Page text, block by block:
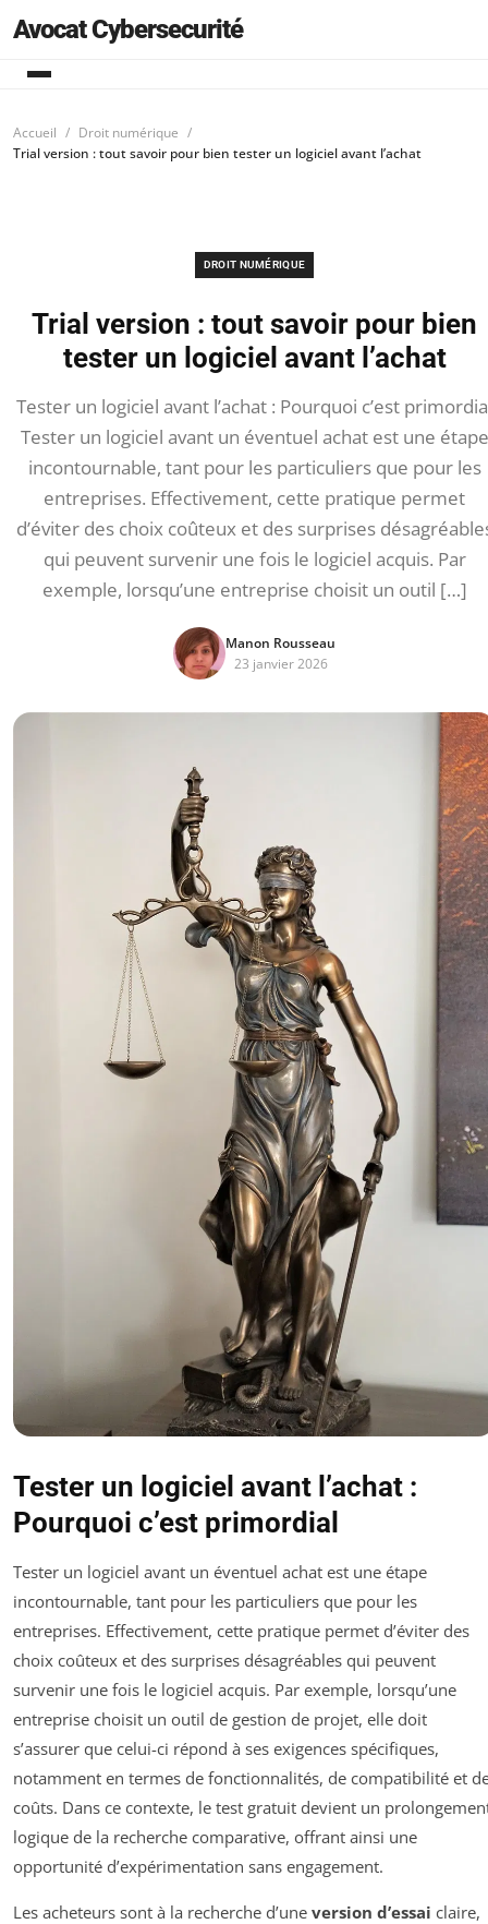
Avocat Cybersecurité
Accueil
Droit numérique
Trial version : tout savoir pour bien tester un logiciel avant l’achat
DROIT NUMÉRIQUE
Trial version : tout savoir pour bien
tester un logiciel avant l’achat
Tester un logiciel avant l’achat : Pourquoi c’est
Tester un logiciel avant un éventuel achat est une étape
incontournable, tant pour les particuliers que pour les
entreprises. Effectivement, cette pratique permet
d’éviter des choix coûteux et des surprises
qui peuvent survenir une fois le logiciel acquis. Par
exemple, lorsqu’une entreprise choisit un outil […]
Manon Rousseau
23 janvier 2026
Tester un logiciel avant l’achat :
Pourquoi c’est primordial
Tester un logiciel avant un éventuel achat est une étape
incontournable, tant pour les particuliers que pour les
entreprises. Effectivement, cette pratique permet d’éviter des
choix coûteux et des surprises désagréables qui peuvent
survenir une fois le logiciel acquis. Par exemple, lorsqu’une
entreprise choisit un outil de gestion de projet, elle doit
s’assurer que celui-ci répond à ses exigences spécifiques,
notamment en termes de fonctionnalités, de compatibilité et
coûts. Dans ce contexte, le test gratuit devient un
logique de la recherche comparative, offrant ainsi une
opportunité d’expérimentation sans engagement.
Les acheteurs sont à la recherche d’une version d’essai claire,